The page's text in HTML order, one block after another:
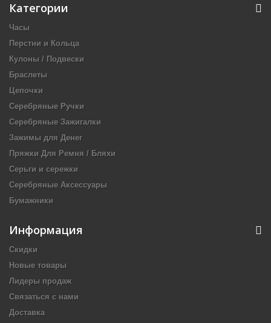
Категории
Часы
Перстни и Кольца
Кулоны / Подвески
Браслеты
Цепочки
Серебряные Ручки
Серебряные Зажигалки
Зажимы для Денег
Пряжки Для Ремня / Бляхи
Серьги и сережки
Серебряные Аксессуары
Бумажники
Информация
Скидки
Новые товары
Лидеры продаж
Связаться с нами
Доставка